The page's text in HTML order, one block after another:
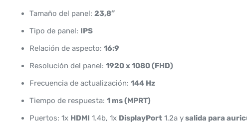
Tamaño del panel: 23,8″
Tipo de panel: IPS
Relación de aspecto: 16:9
Resolución del panel: 1920 x 1080 (FHD)
Frecuencia de actualización: 144 Hz
Tiempo de respuesta: 1 ms (MPRT)
Puertos: 1x HDMI 1.4b, 1x DisplayPort1.2a ysalida para